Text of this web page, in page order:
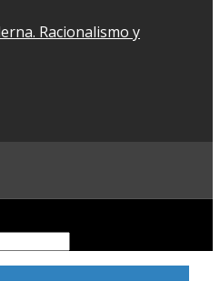
Racionalismo y